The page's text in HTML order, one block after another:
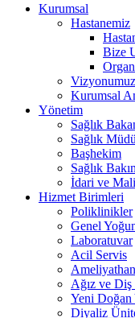
Kurumsal
Hastanemiz
Bize
Kurumsal
Yönetim
Sağlık
Sağlık
Başhekim
Sağlık
İdari ve
Hizmet Birimleri
Poliklinikler
Genel
Laboratuvar
Acil Servis
Ağız ve Diş
Yeni Doğan
Diyaliz